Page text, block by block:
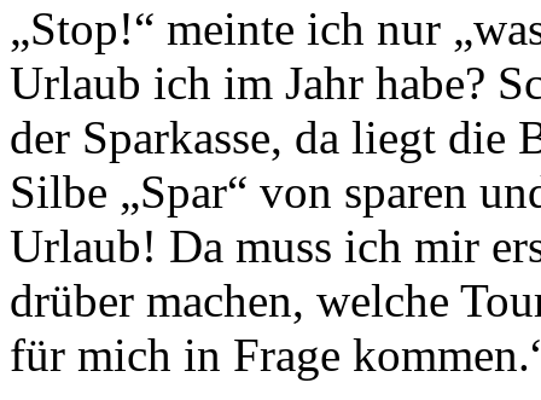
„Stop!“ meinte ich nur
Urlaub ich im Jahr habe?
der Sparkasse, da liegt die
Silbe „Spar“ von sparen
Urlaub! Da muss ich mir
drüber machen, welche
für mich in Frage